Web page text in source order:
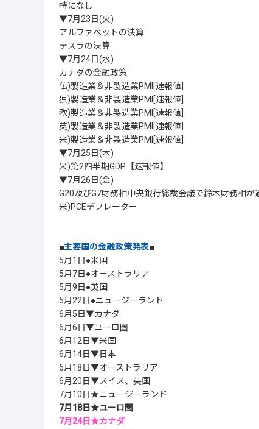
特になし
▼7月23日(火)
アルファベットの決算
テスラの決算
▼7月24日(水)
カナダの金融政策
仏)製造業＆非製造業PMI[速報値]
独)製造業＆非製造業PMI[速報値]
欧)製造業＆非製造業PMI[速報値]
英)製造業＆非製造業PMI[速報値]
米)製造業＆非製造業PMI[速報値]
▼7月25日(木)
米)第2四半期GDP【速報値】
▼7月26日(金)
G20及びG7財務相中央銀行総裁会議で鈴木財務相
米)PCEデフレーター
■主要国の金融政策発表■
5月1日●米国
5月7日●オーストラリア
5月9日●英国
5月22日●ニュージーランド
6月5日▼カナダ
6月6日▼ユーロ圏
6月12日▼米国
6月14日▼日本
6月18日▼オーストラリア
6月20日▼スイス、英国
7月10日★ニュージーランド
7月18日★ユーロ圏
7月24日★カナダ